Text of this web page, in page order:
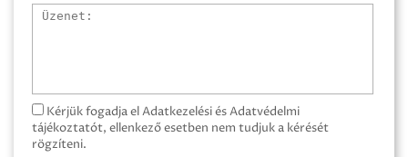
Üzenet
Kérjük fogadja el Adatkezelési és Adatvédelmi
tájékoztatót, ellenkező esetben nem tudjuk a kérését
rögzíteni.